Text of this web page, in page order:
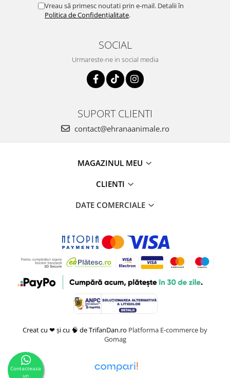
Vreau să primesc noutati prin e-mail. Detalii în
Politica de Confidențialitate.
SOCIAL
Urmareste-ne in social media
SUPORT CLIENTI
contact@ehranaanimale.ro
MAGAZINUL MEU
CLIENTI
DATE COMERCIALE
Creat cu ❤ și cu 🧠 de TrifanDan.ro Platforma E-commerce by
Gomag
Contacteaza
un